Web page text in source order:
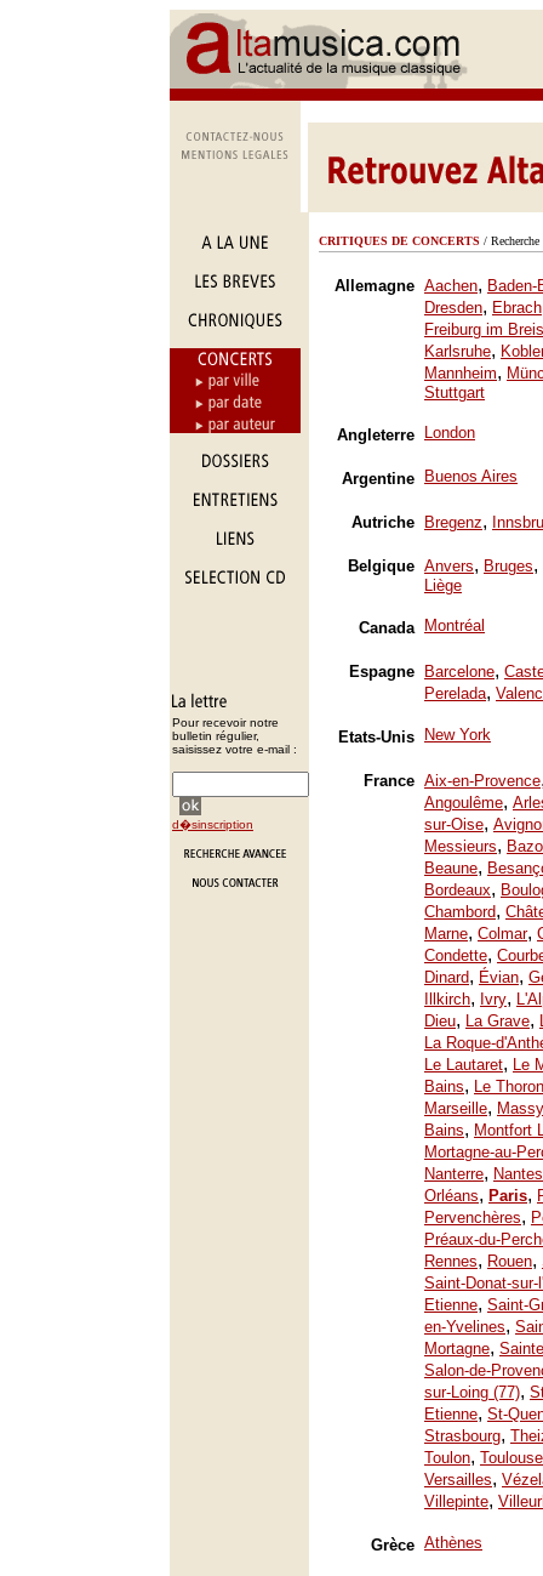
Pour recevoir notre
bulletin régulier,
saisissez votre e-mail :
d�sinscription
CRITIQUES DE CONCERTS /
Allemagne Aachen, Baden-
Dresden, Ebrach
Freiburg im
Karlsruhe,
Mannheim,
Stuttgart
Angleterre London
Argentine Buenos Aires
Autriche Bregenz,
Belgique Anvers, Bruges,
Liège
Canada Montréal
Espagne Barcelone,
Perelada,
Etats-Unis New York
France Aix-en-Provence
Angoulême,
sur-Oise,
Messieurs,
Beaune,
Bordeaux,
Chambord,
Marne, Colmar,
Condette,
Dinard, Évian,
Illkirch, Ivry,
Dieu, La Grave,
La Roque-
Le Lautaret, Le
Bains, Le
Marseille, Massy
Bains, Montfort
Mortagne-au-
Nanterre, Nantes
Orléans, Paris,
Pervenchères,
Préaux-du-
Rennes, Rouen,
Saint-Donat-sur-
Etienne, Saint-
en-Yvelines,
Mortagne,
Salon-de-
sur-Loing (77),
Etienne, St-
Strasbourg,
Toulon, Toulouse
Versailles,
Villepinte,
Grèce Athènes